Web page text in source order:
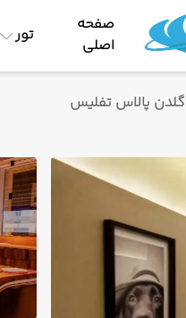
صفحه
اصلی
تور
پالاس تفلیس